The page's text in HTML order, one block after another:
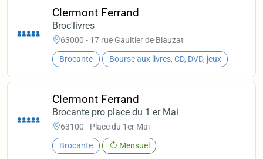
Clermont Ferrand
Broc'livres
63000 - 17 rue Gaultier de Biauzat
Brocante Bourse aux livres, CD, DVD, jeux
Clermont Ferrand
Brocante pro place du 1 er Mai
63100 - Place du 1er Mai
Brocante Mensuel